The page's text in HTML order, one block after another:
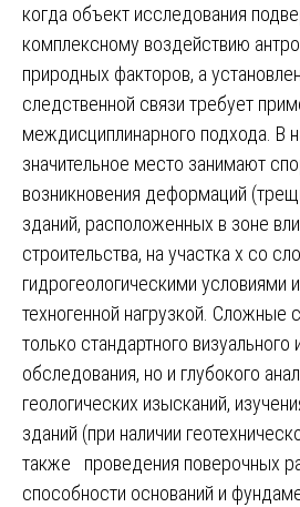
когда объект исследования
комплексному воздействию
природных факторов, а
следственной связи требует
междисциплинарного подхода. В
значительное место занимают
возникновения деформаций
зданий, расположенных в зоне
строительства, на участка х со
гидрогеологическими условиями
техногенной нагрузкой. Сложные
только стандартного визуального
обследования, но и глубокого
геологических изысканий,
зданий (при наличии
также проведения поверочных
способности оснований и